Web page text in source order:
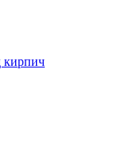
кирпич